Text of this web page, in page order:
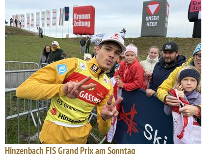
Hinzenbach FIS Grand Prix am Sonntag